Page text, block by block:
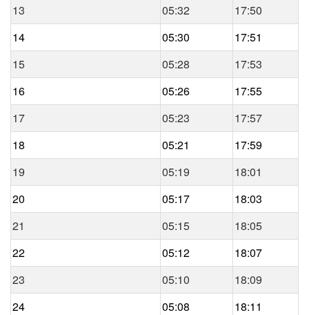
13
05:32
17:50
14
05:30
17:51
15
05:28
17:53
16
05:26
17:55
17
05:23
17:57
18
05:21
17:59
19
05:19
18:01
20
05:17
18:03
21
05:15
18:05
22
05:12
18:07
23
05:10
18:09
24
05:08
18:11